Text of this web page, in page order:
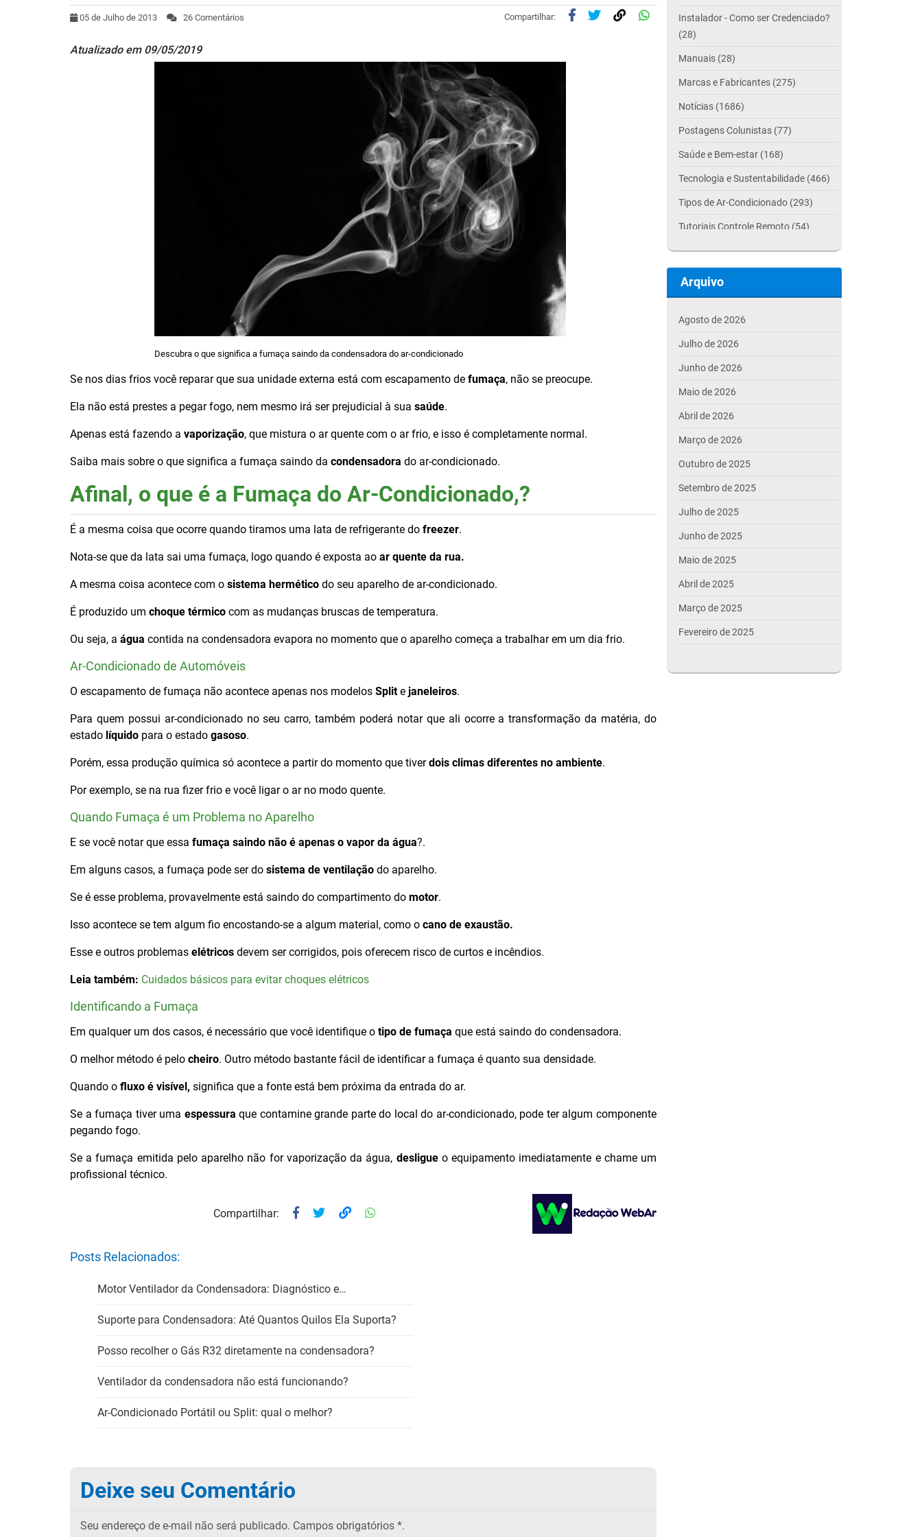
05 de Julho de 2013 26 Comentários Compartilhar:
Atualizado em 09/05/2019
Descubra o que significa a fumaça saindo da condensadora do ar-condicionado
Se nos dias frios você reparar que sua unidade externa está com escapamento de fumaça, não se preocupe.
Ela não está prestes a pegar fogo, nem mesmo irá ser prejudicial à sua saúde.
Apenas está fazendo a vaporização, que mistura o ar quente com o ar frio, e isso é completamente normal.
Saiba mais sobre o que significa a fumaça saindo da condensadora do ar-condicionado.
Afinal, o que é a Fumaça do Ar-Condicionado,?
É a mesma coisa que ocorre quando tiramos uma lata de refrigerante do freezer.
Nota-se que da lata sai uma fumaça, logo quando é exposta ao ar quente da rua.
A mesma coisa acontece com o sistema hermético do seu aparelho de ar-condicionado.
É produzido um choque térmico com as mudanças bruscas de temperatura.
Ou seja, a água contida na condensadora evapora no momento que o aparelho começa a trabalhar em um dia frio.
Ar-Condicionado de Automóveis
O escapamento de fumaça não acontece apenas nos modelos Splite janeleiros.
Para quem possui ar-condicionado no seu carro, também poderá notar que ali ocorre a transformação da matéria, do
estado líquido para o estado gasoso.
Porém, essa produção química só acontece a partir do momento que tiverdois climas diferentes no ambiente.
Por exemplo, se na rua fizer frio e você ligar o ar no modo quente.
Quando Fumaça é um Problema no Aparelho
E se você notar que essa fumaça saindo não é apenas o vapor da água?.
Em alguns casos, a fumaça pode ser do sistema de ventilação do aparelho.
Se é esse problema, provavelmente está saindo do compartimento do motor.
Isso acontece se tem algum fio encostando-se a algum material, como o cano de exaustão.
Esse e outros problemas elétricos devem ser corrigidos, pois oferecem risco de curtos e incêndios.
Leia também: Cuidados básicos para evitar choques elétricos
Identificando a Fumaça
Em qualquer um dos casos, é necessário que você identifique o tipo de fumaça que está saindo do condensadora.
O melhor método é pelo cheiro. Outro método bastante fácil de identificar a fumaça é quanto sua densidade.
Quando o fluxo é visível, significa que a fonte está bem próxima da entrada do ar.
Se a fumaça tiver uma espessura que contamine grande parte do local do ar-condicionado, pode ter algum componente
pegando fogo.
Se a fumaça emitida pelo aparelho não for vaporização da água, desligueo equipamento imediatamente e chame um
profissional técnico.
Compartilhar:
Posts Relacionados:
Motor Ventilador da Condensadora: Diagnóstico e…
Suporte para Condensadora: Até Quantos Quilos Ela Suporta?
Posso recolher o Gás R32 diretamente na condensadora?
Ventilador da condensadora não está funcionando?
Ar-Condicionado Portátil ou Split: qual o melhor?
Deixe seu Comentário
Seu endereço de e-mail não será publicado. Campos obrigatórios *.
Instalador - Como ser Credenciado?
(28)
Manuais (28)
Marcas e Fabricantes (275)
Notícias (1686)
Postagens Colunistas (77)
Saúde e Bem-estar (168)
Tecnologia e Sustentabilidade (466)
Tipos de Ar-Condicionado (293)
Tutoriais Controle Remoto (54)
Arquivo
Agosto de 2026
Julho de 2026
Junho de 2026
Maio de 2026
Abril de 2026
Março de 2026
Outubro de 2025
Setembro de 2025
Julho de 2025
Junho de 2025
Maio de 2025
Abril de 2025
Março de 2025
Fevereiro de 2025